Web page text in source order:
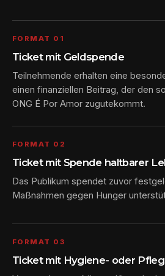
FORMAT 01
Ticket mit Geldspende
Teilnehmende erhalten eine
einen finanziellen Beitrag, der den
ONG É Por Amor zugutekommt.
FORMAT 02
Ticket mit Spende haltbarer
Das Publikum spendet zuvor
Maßnahmen gegen Hunger
FORMAT 03
Ticket mit Hygiene- oder